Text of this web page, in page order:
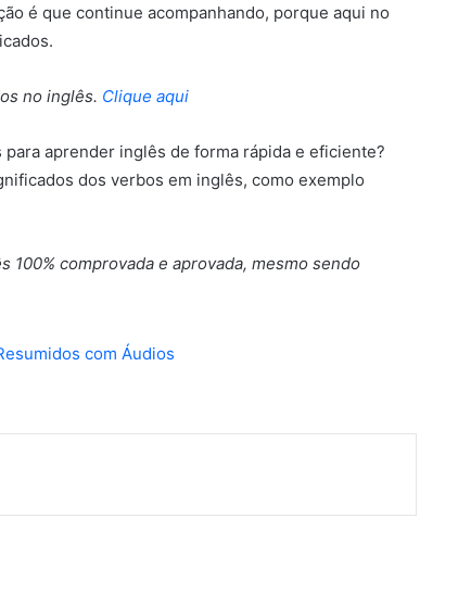
é que continue acompanhando, porque aqui no
no inglês. Clique aqui
aprender inglês de forma rápida e eficiente?
dos verbos em inglês, como exemplo
comprovada e aprovada, mesmo sendo